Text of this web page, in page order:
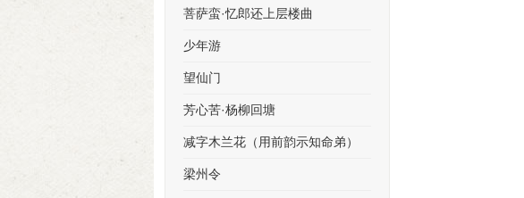
菩萨蛮·忆郎还上层楼曲
少年游
望仙门
芳心苦·杨柳回塘
减字木兰花（用前韵示知命弟）
梁州令